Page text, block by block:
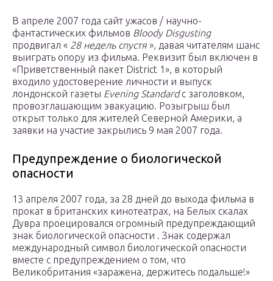
В апреле 2007 года сайт ужасов / научно-
фантастических фильмов Bloody Disgusting
продвигал « 28 недель спустя », давая читателям шанс
выиграть опору из фильма. Реквизит был включен в
«Приветственный пакет District 1», в который
входило удостоверение личности и выпуск
лондонской газеты Evening Standardс заголовком,
провозглашающим эвакуацию. Розыгрыш был
открыт только для жителей Северной Америки, а
заявки на участие закрылись 9 мая 2007 года.
Предупреждение о биологической
опасности
13 апреля 2007 года, за 28 дней до выхода фильма в
прокат в британских кинотеатрах, на Белых скалах
Дувра проецировался огромный предупреждающий
знак биологической опасности . Знак содержал
международный символ биологической опасности
вместе с предупреждением о том, что
Великобритания «заражена, держитесь подальше!»